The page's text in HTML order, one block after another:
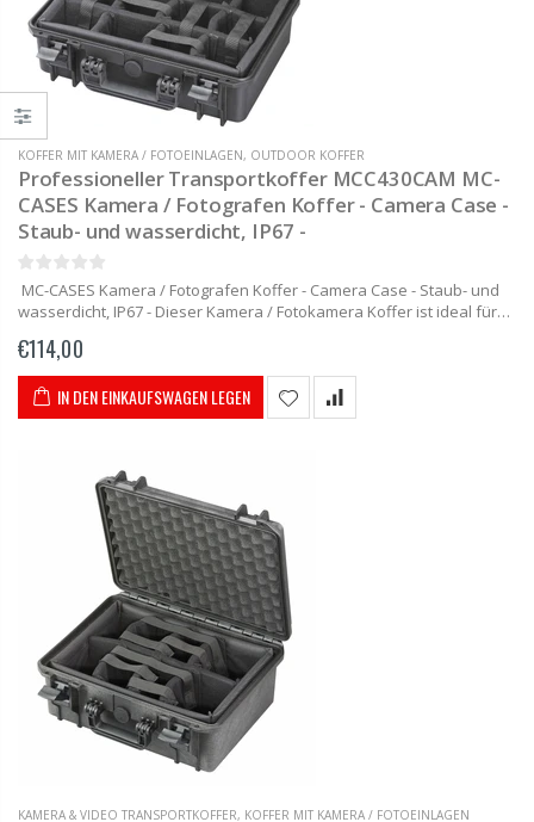
KOFFER MIT KAMERA / FOTOEINLAGEN, OUTDOOR KOFFER
Professioneller Transportkoffer MCC430CAM MC-
CASES Kamera / Fotografen Koffer - Camera Case -
Staub- und wasserdicht, IP67 -
MC-CASES Kamera / Fotografen Koffer - Camera Case - Staub- und
wasserdicht, IP67 - Dieser Kamera / Fotokamera Koffer ist ideal für
und-...
€114,00
IN DEN EINKAUFSWAGEN LEGEN
KAMERA & VIDEO TRANSPORTKOFFER, KOFFER MIT KAMERA / FOTOEINLAGEN